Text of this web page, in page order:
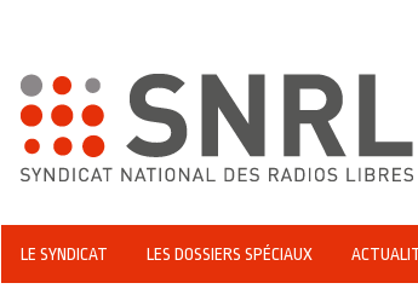
LE SYNDICAT LES DOSSIERS SPÉCIAUX